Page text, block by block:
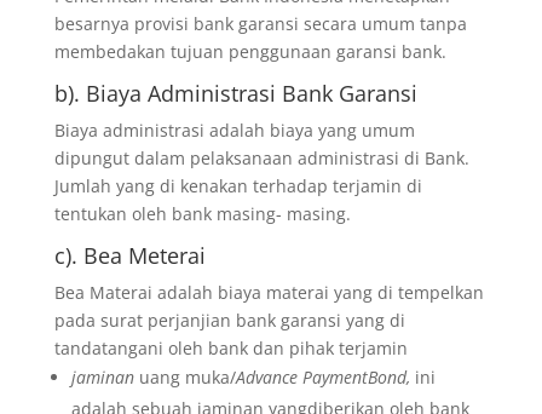
besarnya provisi bank garansi secara umum tanpa
membedakan tujuan penggunaan garansi bank.
b). Biaya Administrasi Bank Garansi
Biaya administrasi adalah biaya yang umum
dipungut dalam pelaksanaan administrasi di Bank.
Jumlah yang di kenakan terhadap terjamin di
tentukan oleh bank masing- masing.
c). Bea Meterai
Bea Materai adalah biaya materai yang di tempelkan
pada surat perjanjian bank garansi yang di
tandatangani oleh bank dan pihak terjamin
jaminan uang muka/Advance PaymentBond, ini
adalah sebuah jaminan yangdiberikan oleh bank